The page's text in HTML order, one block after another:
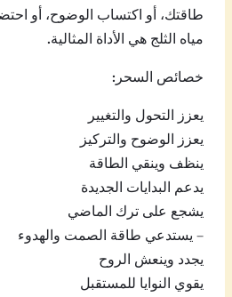
طاقتك، أو اكتساب الوضوح، أو
مياه الثلج هي الأداة المثالية.
خصائص السحر:
يعزز التحول والتغيير
يعزز الوضوح والتركيز
ينظف وينقي الطاقة
يدعم البدايات الجديدة
يشجع على ترك الماضي
– يستدعي طاقة الصمت والهدوء
يجدد وينعش الروح
يقوي النوايا للمستقبل